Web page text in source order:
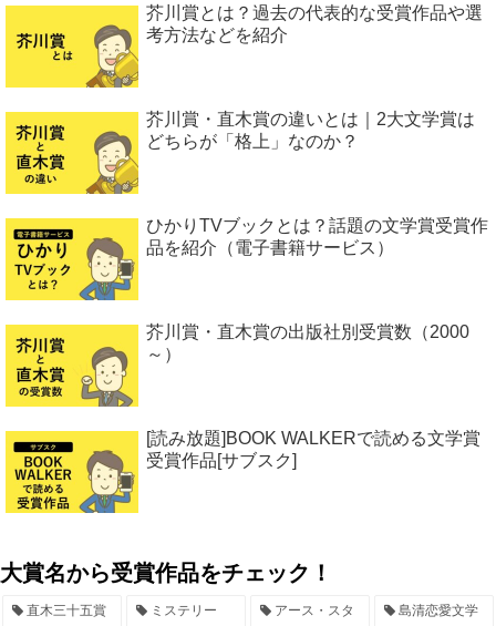
芥川賞とは？過去の代表的な受賞作品や選
考方法などを紹介
芥川賞・直木賞の違いとは｜2大文学賞は
どちらが「格上」なのか？
ひかりTVブックとは？話題の文学賞受賞作
品を紹介（電子書籍サービス）
芥川賞・直木賞の出版社別受賞数（2000
～）
[読み放題]BOOK WALKERで読める文学賞
受賞作品[サブスク]
大賞名から受賞作品をチェック！
直木三十五賞
ミステリー
アース・スタ
島清恋愛文学